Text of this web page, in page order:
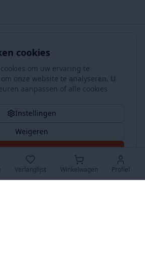
cookies
om uw ervaring te
onze website te analyseren. U
aanpassen of alle cookies
Instellingen
Weigeren
Accepteer Alles
Verlanglijst Winkelwagen Profiel